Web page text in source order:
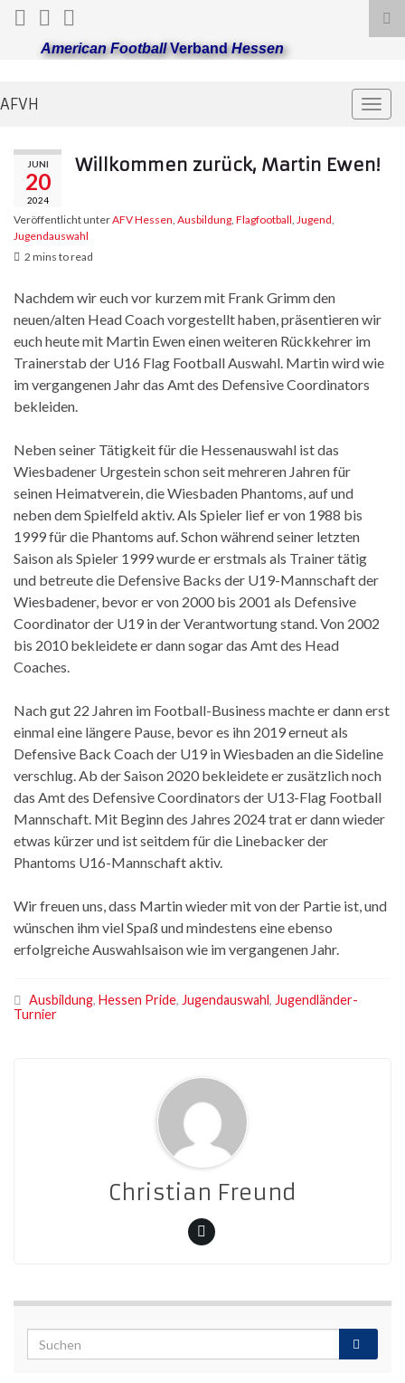
American FootballVerbandHessen
AFVH
JUNI
20
2024
Willkommen zurück, Martin Ewen!
Veröffentlicht unterAFV Hessen, Ausbildung, Flagfootball, Jugend,
Jugendauswahl
2 mins to read
Nachdem wir euch vor kurzem mit Frank Grimm den
neuen/alten Head Coach vorgestellt haben, präsentieren wir
euch heute mit Martin Ewen einen weiteren Rückkehrer im
Trainerstab der U16 Flag Football Auswahl. Martin wird wie
im vergangenen Jahr das Amt des Defensive Coordinators
bekleiden.
Neben seiner Tätigkeit für die Hessenauswahl ist das
Wiesbadener Urgestein schon seit mehreren Jahren für
seinen Heimatverein, die Wiesbaden Phantoms, auf und
neben dem Spielfeld aktiv. Als Spieler lief er von 1988 bis
1999 für die Phantoms auf. Schon während seiner letzten
Saison als Spieler 1999 wurde er erstmals als Trainer tätig
und betreute die Defensive Backs der U19-Mannschaft der
Wiesbadener, bevor er von 2000 bis 2001 als Defensive
Coordinator der U19 in der Verantwortung stand. Von 2002
bis 2010 bekleidete er dann sogar das Amt des Head
Coaches.
Nach gut 22 Jahren im Football-Business machte er dann erst
einmal eine längere Pause, bevor es ihn 2019 erneut als
Defensive Back Coach der U19 in Wiesbaden an die Sideline
verschlug. Ab der Saison 2020 bekleidete er zusätzlich noch
das Amt des Defensive Coordinators der U13-Flag Football
Mannschaft. Mit Beginn des Jahres 2024 trat er dann wieder
etwas kürzer und ist seitdem für die Linebacker der
Phantoms U16-Mannschaft aktiv.
Wir freuen uns, dass Martin wieder mit von der Partie ist, und
wünschen ihm viel Spaß und mindestens eine ebenso
erfolgreiche Auswahlsaison wie im vergangenen Jahr.
Ausbildung, Hessen Pride, Jugendauswahl, Jugendländer-
Turnier
Christian Freund